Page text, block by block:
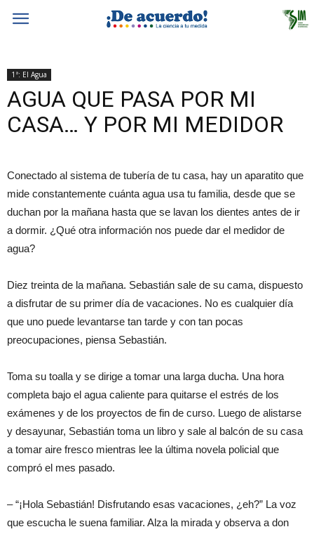
1ª: El Agua
AGUA QUE PASA POR MI
CASA… Y POR MI MEDIDOR
Conectado al sistema de tubería de tu casa, hay un aparatito que
mide constantemente cuánta agua usa tu familia, desde que se
duchan por la mañana hasta que se lavan los dientes antes de ir
a dormir. ¿Qué otra información nos puede dar el medidor de
agua?
Diez treinta de la mañana. Sebastián sale de su cama, dispuesto
a disfrutar de su primer día de vacaciones. No es cualquier día
que uno puede levantarse tan tarde y con tan pocas
preocupaciones, piensa Sebastián.
Toma su toalla y se dirige a tomar una larga ducha. Una hora
completa bajo el agua caliente para quitarse el estrés de los
exámenes y de los proyectos de fin de curso. Luego de alistarse
y desayunar, Sebastián toma un libro y sale al balcón de su casa
a tomar aire fresco mientras lee la última novela policial que
compró el mes pasado.
– “¡Hola Sebastián! Disfrutando esas vacaciones, ¿eh?” La voz
que escucha le suena familiar. Alza la mirada y observa a don